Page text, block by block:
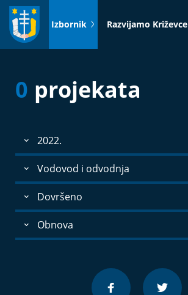
Idi
sadržaj
Izbornik Razvijamo Križevce
0 projekata
2022.
Vodovod i odvodnja
Dovršeno
Obnova